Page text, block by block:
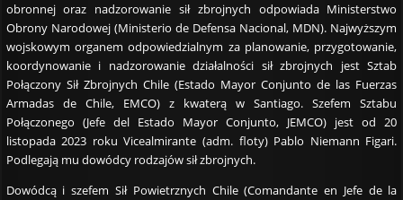
obronnej oraz nadzorowanie sił zbrojnych odpowiada Ministerstwo
Obrony Narodowej (Ministerio de Defensa Nacional, MDN). Najwyższym
wojskowym organem odpowiedzialnym za planowanie, przygotowanie,
koordynowanie i nadzorowanie działalności sił zbrojnych jest Sztab
Połączony Sił Zbrojnych Chile (Estado Mayor Conjunto de las Fuerzas
Armadas de Chile, EMCO) z kwaterą w Santiago. Szefem Sztabu
Połączonego (Jefe del Estado Mayor Conjunto, JEMCO) jest od 20
listopada 2023 roku Vicealmirante (adm. floty) Pablo Niemann Figari.
Podlegają mu dowódcy rodzajów sił zbrojnych.
Dowódcą i szefem Sił Powietrznych Chile (Comandante en Jefe de la